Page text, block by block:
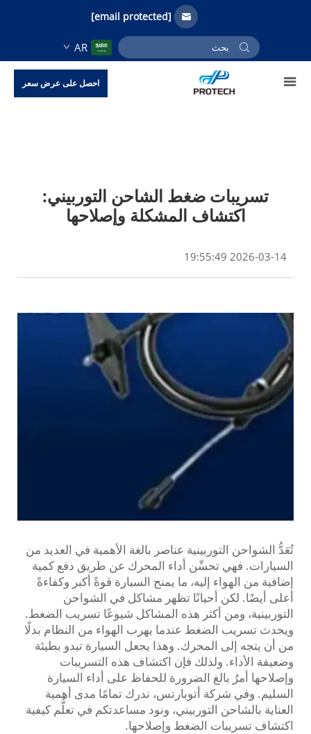
[email protected]
AR
احصل على عرض سعر
تسريبات ضغط الشاحن التوربيني:
اكتشاف المشكلة وإصلاحها
2026-03-14 19:55:49
تُعَدُّ الشواحن التوربينية عناصر بالغة الأهمية في العديد من
السيارات. فهي تحسِّن أداء المحرك عن طريق دفع كمية
إضافية من الهواء إليه، ما يمنح السيارة قوةً أكبر وكفاءةً
أعلى أيضًا. لكن أحيانًا تظهر مشاكل في الشواحن
التوربينية، ومن أكثر هذه المشاكل شيوعًا تسريب الضغط.
ويحدث تسريب الضغط عندما يهرب الهواء من النظام بدلًا
من أن يتجه إلى المحرك. وهذا يجعل السيارة تبدو بطيئة
وضعيفة الأداء. ولذلك فإن اكتشاف هذه التسريبات
وإصلاحها أمرٌ بالغ الضرورة للحفاظ على أداء السيارة
السليم. وفي شركة أتوبارتس، ندرك تمامًا مدى أهمية
العناية بالشاحن التوربيني، ونود مساعدتكم في تعلُّم كيفية
اكتشاف تسريبات الضغط وإصلاحها.